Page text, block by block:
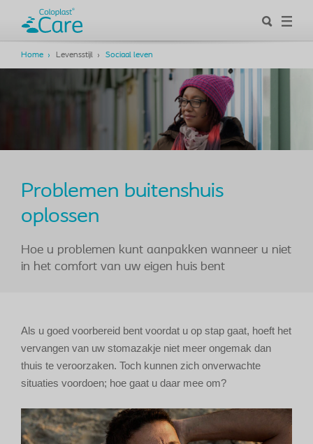
Home Levensstijl Sociaal leven
Problemen buitenshuis
oplossen
Hoe u problemen kunt aanpakken wanneer u niet
in het comfort van uw eigen huis bent
Als u goed voorbereid bent voordat u op stap gaat, hoeft het
vervangen van uw stomazakje niet meer ongemak dan
thuis te veroorzaken. Toch kunnen zich onverwachte
situaties voordoen; hoe gaat u daar mee om?